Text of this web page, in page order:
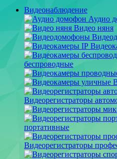
Видеонаблюдение
Аудио
Видео няня
беспроводные
Видеорегистраторы
портативные
Видеорегистраторы